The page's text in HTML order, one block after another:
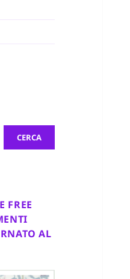
CERCA
FREE
AL